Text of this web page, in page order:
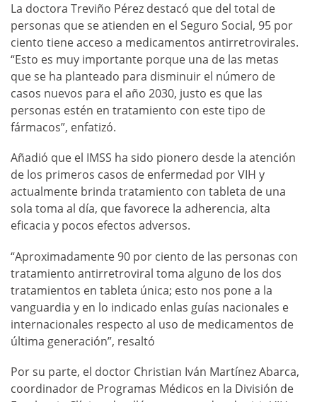
La doctora Treviño Pérez destacó que del total de
personas que se atienden en el Seguro Social, 95 por
ciento tiene acceso a medicamentos antirretrovirales.
“Esto es muy importante porque una de las metas
que se ha planteado para disminuir el número de
casos nuevos para el año 2030, justo es que las
personas estén en tratamiento con este tipo de
fármacos”, enfatizó.
Añadió que el IMSS ha sido pionero desde la atención
de los primeros casos de enfermedad por VIH y
actualmente brinda tratamiento con tableta de una
sola toma al día, que favorece la adherencia, alta
eficacia y pocos efectos adversos.
“Aproximadamente 90 por ciento de las personas con
tratamiento antirretroviral toma alguno de los dos
tratamientos en tableta única; esto nos pone a la
vanguardia y en lo indicado enlas guías nacionales e
internacionales respecto al uso de medicamentos de
última generación”, resaltó
Por su parte, el doctor Christian Iván Martínez Abarca,
coordinador de Programas Médicos en la División de